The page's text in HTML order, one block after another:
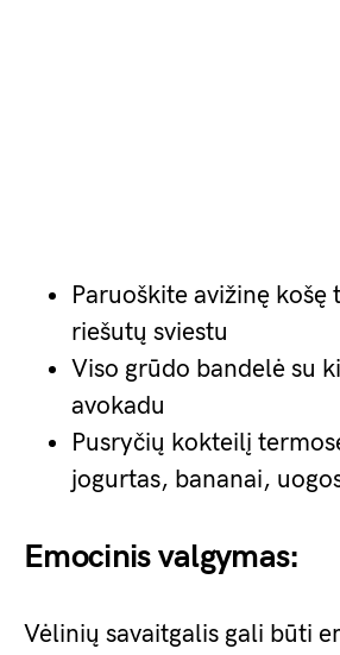
Paruoškite avižinę košę
riešutų sviestu
Viso grūdo bandelė su
avokadu
Pusryčių kokteilį
jogurtas, bananai,
Emocinis valgymas:
Vėlinių savaitgalis gali būti